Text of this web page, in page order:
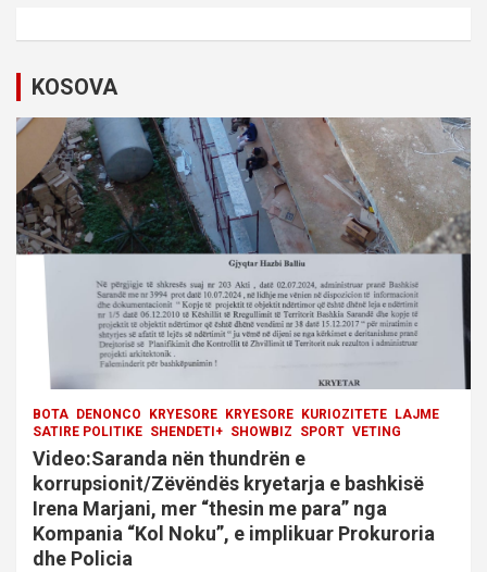
v
i
g
a
t
i
o
KOSOVA
BOTA DENONCO KRYESORE KRYESORE KURIOZITETE
LAJME
SATIRE POLITIKE SHENDETI+ SHOWBIZ SPORT VETING
Video:Saranda nën thundrën e
korrupsionit/Zëvëndës kryetarja e bashkisë
Irena Marjani, mer “thesin me para” nga
Kompania “Kol Noku”, e implikuar Prokuroria
dhe Policia